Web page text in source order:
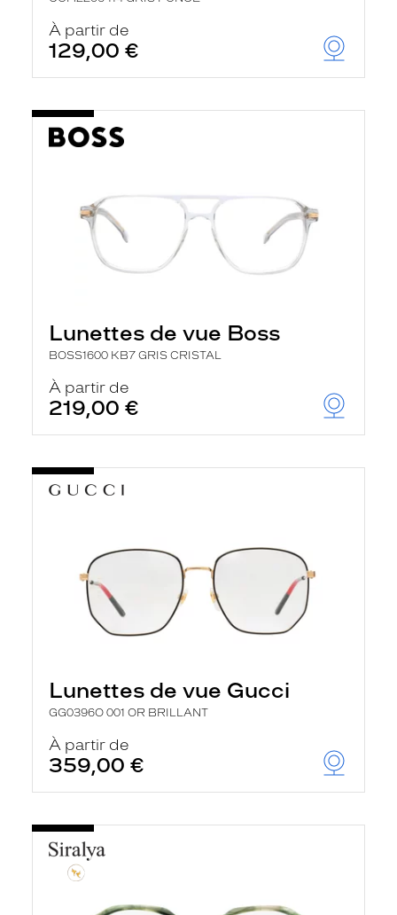
À partir de
129,00 €
Lunettes de vue Boss
BOSS1600 KB7 GRIS CRISTAL
À partir de
219,00 €
Lunettes de vue Gucci
GG0396O 001 OR BRILLANT
À partir de
359,00 €